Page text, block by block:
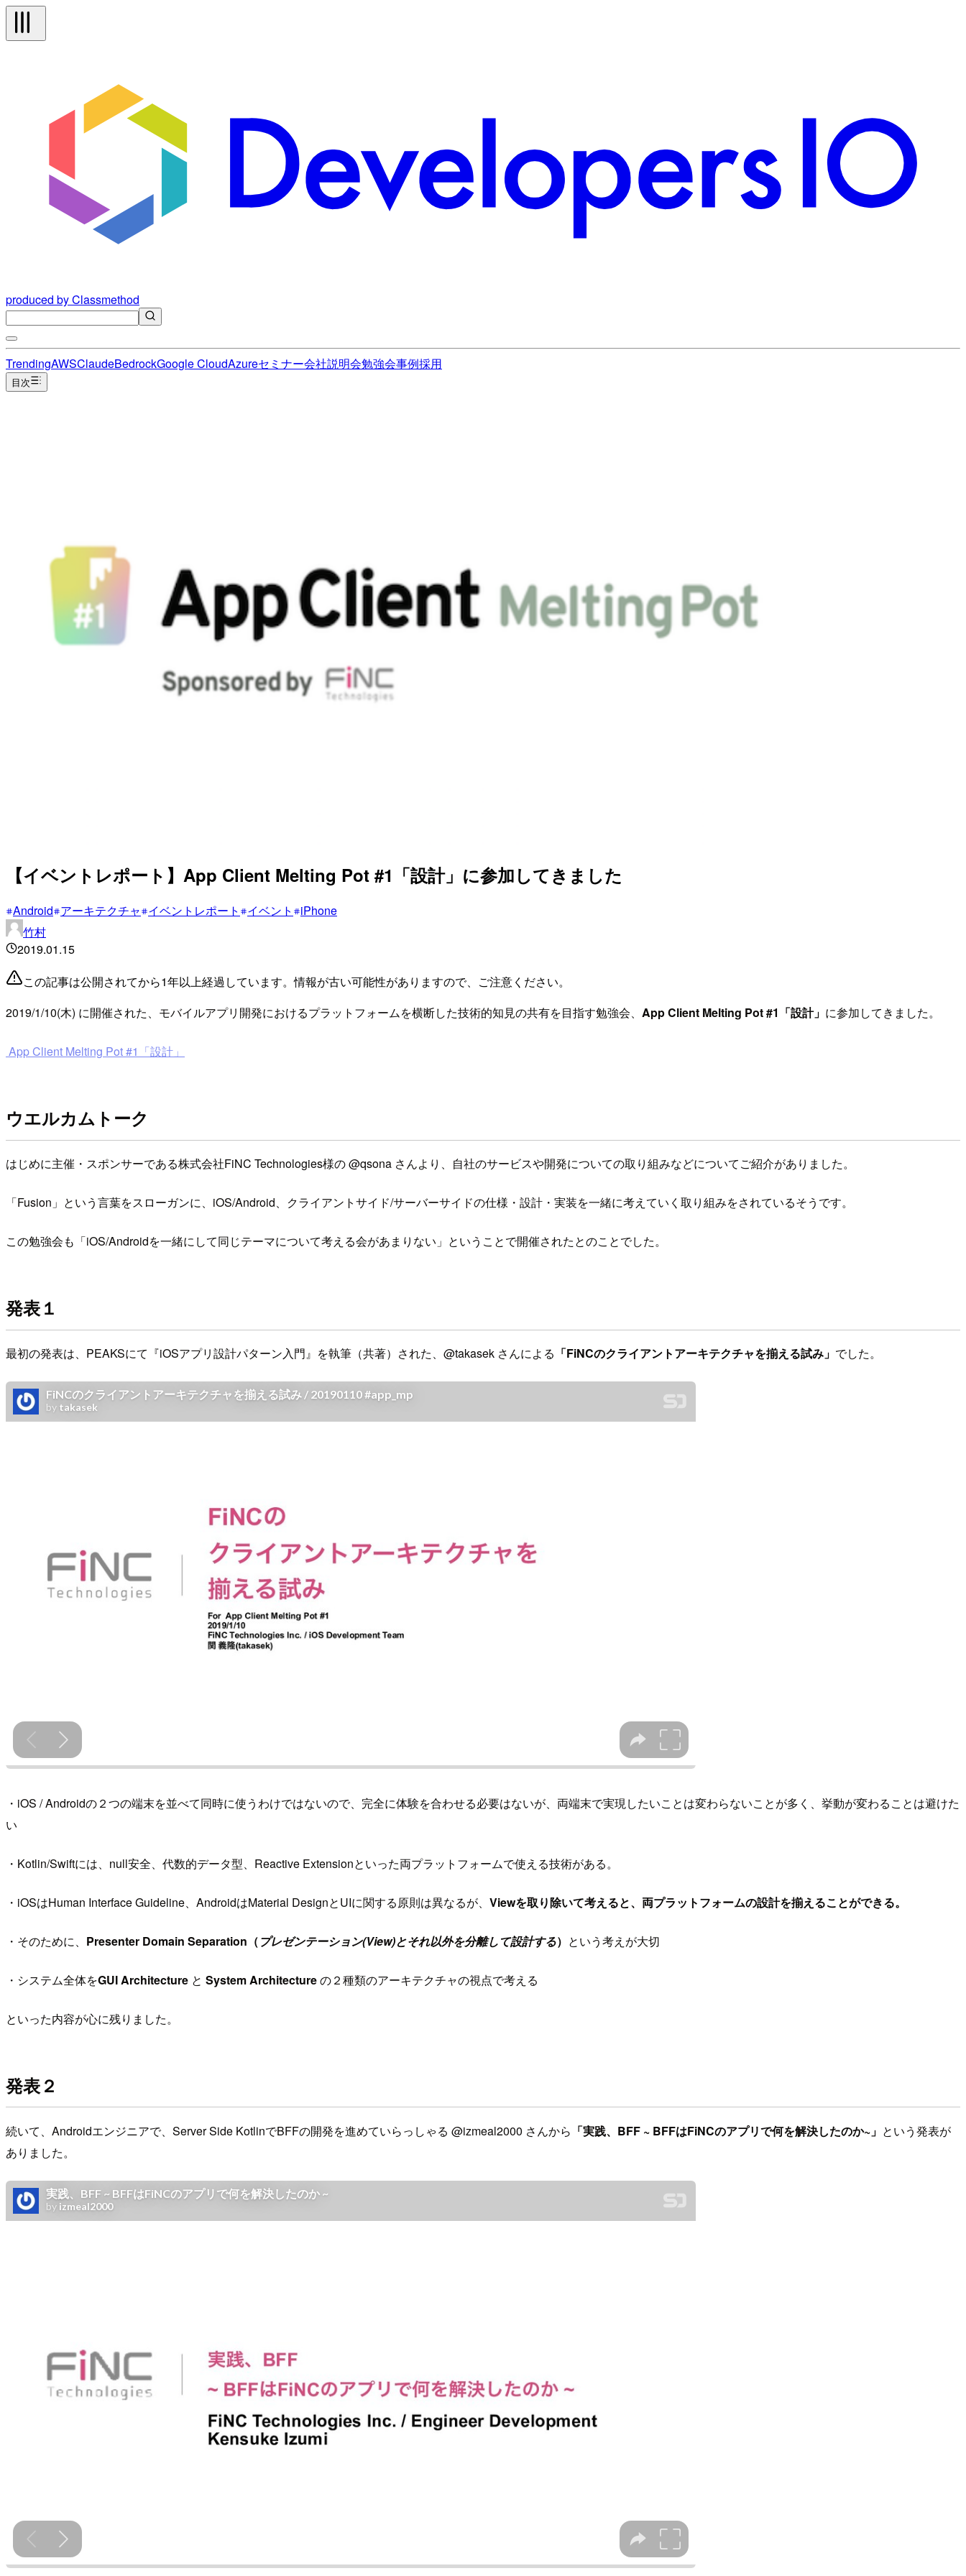
produced by Classmethod
TrendingAWSClaudeBedrockGoogle CloudAzureセミナー会社説明会勉強会事例採用
目次
【イベントレポート】App Client Melting Pot #1「設計」に参加してきました
Android アーキテクチャ イベントレポート イベント
iPhone
竹村
2019.01.15
この記事は公開されてから1年以上経過しています。情報が古い可能性がありますので、ご注意ください。
2019/1/10(木) に開催された、モバイルアプリ開発におけるプラットフォームを横断した技術的知見の共有を目指す勉強会、 App Client Melting Pot #1「設計」 に参加してきました。
App Client Melting Pot #1「設計」
ウエルカムトーク
はじめに主催・スポンサーである株式会社FiNC Technologies様の @qsona さんより、自社のサービスや開発についての取り組みなどについてご紹介がありました。
「Fusion」という言葉をスローガンに、iOS/Android、クライアントサイド/サーバーサイドの仕様・設計・実装を一緒に考えていく取り組みをされているそうです。
この勉強会も「iOS/Androidを一緒にして同じテーマについて考える会があまりない」ということで開催されたとのことでした。
発表１
最初の発表は、PEAKSにて『iOSアプリ設計パターン入門』を執筆（共著）された、@takasek さんによる 「FiNCのクライアントアーキテクチャを揃える試み」 でした。
・iOS / Androidの２つの端末を並べて同時に使うわけではないので、完全に体験を合わせる必要はないが、両端末で実現したいことは変わらないことが多く、挙動が変わることは避けた
い
・ Kotlin/Swiftには、null安全、代数的データ型、Reactive Extensionといった両プラットフォームで使える技術がある。
・iOSはHuman Interface Guideline、AndroidはMaterial DesignとUIに関する原則は異なるが、 Viewを取り除いて考えると、両プラットフォームの設計を揃えることができる。
・そのために、 Presenter Domain Separation（プレゼンテーション(View)とそれ以外を分離して設計する） という考えが大切
・システム全体をGUI Architecture と System Architectureの２種類のアーキテクチャの視点で考える
といった内容が心に残りました。
発表２
続いて、Androidエンジニアで、Server Side KotlinでBFFの開発を進めていらっしゃる @izmeal2000 さんから 「実践、BFF ~ BFFはFiNCのアプリで何を解決したのか~」 という発表が
ありました。